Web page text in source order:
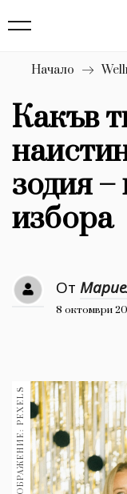
Бизнес
Мода
Dialogue
Изкуство
4339
Красота
777
Дизайн
1272
30+
Гурме 1709
Пътувай
237
Начало
Какъв
зодия
избора
От
8 октомври